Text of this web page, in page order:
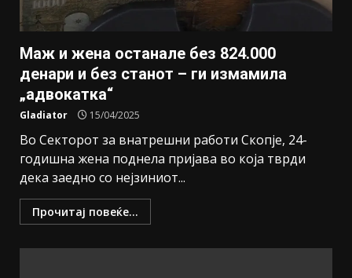
Маж и жена останале без 824.000
денари и без станот – ги измамила
„адвокатка“
Gladiator 15/04/2025
Во Секторот за внатрешни работи Скопје, 24-
годишна жена поднела пријава во која тврди
дека заедно со нејзиниот...
Прочитај повеќе...